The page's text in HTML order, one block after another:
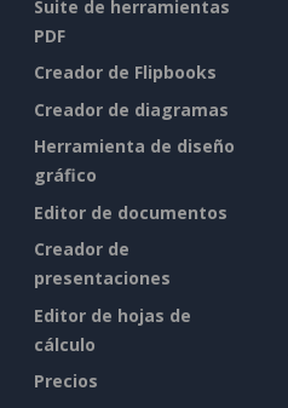
Suite de herramientas
PDF
Creador de Flipbooks
Creador de diagramas
Herramienta de diseño
gráfico
Editor de documentos
Creador de
presentaciones
Editor de hojas de
cálculo
Precios